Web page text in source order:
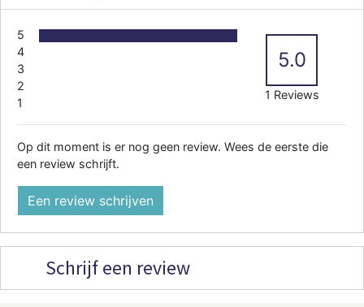
5
4
3
2
1
5.0
1 Reviews
Op dit moment is er nog geen review. Wees de eerste die
een review schrijft.
Een review schrijven
Schrijf een review